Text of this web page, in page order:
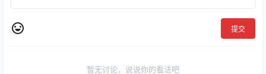
提交
暂无讨论，说说你的看法吧